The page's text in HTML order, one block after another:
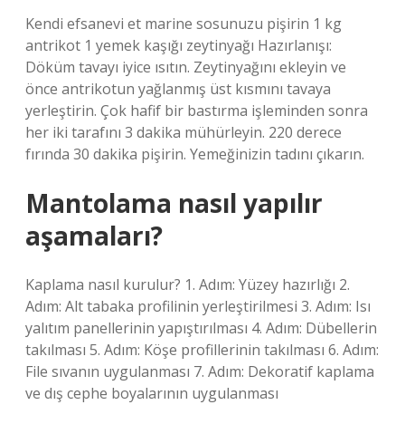
Kendi efsanevi et marine sosunuzu pişirin 1 kg
antrikot 1 yemek kaşığı zeytinyağı Hazırlanışı:
Döküm tavayı iyice ısıtın. Zeytinyağını ekleyin ve
önce antrikotun yağlanmış üst kısmını tavaya
yerleştirin. Çok hafif bir bastırma işleminden sonra
her iki tarafını 3 dakika mühürleyin. 220 derece
fırında 30 dakika pişirin. Yemeğinizin tadını çıkarın.
Mantolama nasıl yapılır
aşamaları?
Kaplama nasıl kurulur? 1. Adım: Yüzey hazırlığı 2.
Adım: Alt tabaka profilinin yerleştirilmesi 3. Adım: Isı
yalıtım panellerinin yapıştırılması 4. Adım: Dübellerin
takılması 5. Adım: Köşe profillerinin takılması 6. Adım:
File sıvanın uygulanması 7. Adım: Dekoratif kaplama
ve dış cephe boyalarının uygulanması